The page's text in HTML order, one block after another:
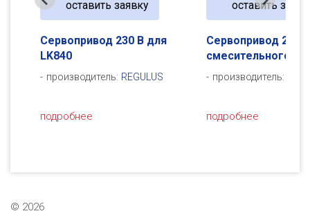
Сервопривод 230 В для
LK840
производитель: REGULUS
подробнее
оставить заявку
Сервопривод 230
смесительного
производитель:
подробнее
оставить
© 2026